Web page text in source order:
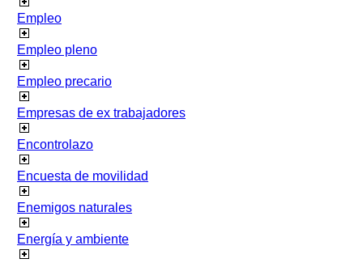
Empleo
Empleo pleno
Empleo precario
Empresas de ex trabajadores
Encontrolazo
Encuesta de movilidad
Enemigos naturales
Energía y ambiente